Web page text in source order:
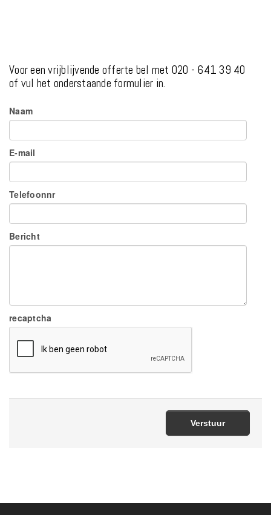
Voor een vrijblijvende offerte bel met 020 - 641 39 40
of vul het onderstaande formulier in.
Naam
E-mail
Telefoonnr
Bericht
recaptcha
Verstuur